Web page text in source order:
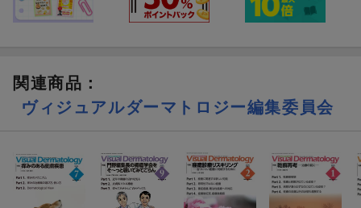
関連商品 ：
ヴィジュアルダーマトロジー編集委員会